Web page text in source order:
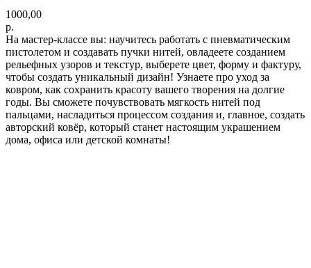
1000,00
р.
На мастер-классе вы: научитесь работать с пневматическим
пистолетом и создавать пучки нитей, овладеете созданием
рельефных узоров и текстур, выберете цвет, форму и фактуру,
чтобы создать уникальный дизайн! Узнаете про уход за
ковром, как сохранить красоту вашего творения на долгие
годы. Вы сможете почувствовать мягкость нитей под
пальцами, насладиться процессом создания и, главное, создать
авторский ковёр, который станет настоящим украшением
дома, офиса или детской комнаты!